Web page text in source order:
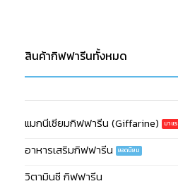
สินค้ากิฟฟารีนทั้งหมด
แมกนีเซียมกิฟฟารีน (Giffarine)
อาหารเสริมกิฟฟารีน
วิตามินซี กิฟฟารีน